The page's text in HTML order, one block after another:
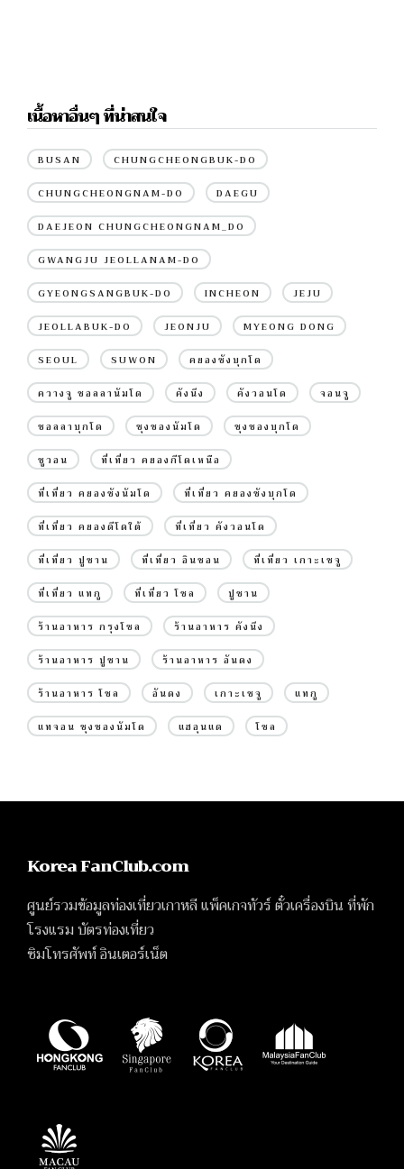
เนื้อหาอื่นๆ ที่น่าสนใจ
BUSAN CHUNGCHEONGBUK-DO
CHUNGCHEONGNAM-DO DAEGU
DAEJEON CHUNGCHEONGNAM_DO
GWANGJU JEOLLANAM-DO
GYEONGSANGBUK-DO INCHEON JEJU
JEOLLABUK-DO JEONJU MYEONG DONG
SEOUL SUWON คยองซังบุกโด
ควางจู ชอลลานัมโด คังนึง คังวอนโด จอนจู
ชอลลาบุกโด ชุงชองนัมโด ชุงชองบุกโด
ซูวอน ที่เที่ยว คยองกีโดเหนือ
ที่เที่ยว คยองซังนัมโด ที่เที่ยว คยองซังบุกโด
ที่เที่ยว คยองดีโดใต้ ที่เที่ยว คังวอนโด
ที่เที่ยว ปูซาน ที่เที่ยว อินชอน ที่เที่ยว เกาะเชจู
ที่เที่ยว แทกู ที่เที่ยว โซล ปูซาน
ร้านอาหาร กรุงโซล ร้านอาหาร คังนึง
ร้านอาหาร ปูซาน ร้านอาหาร อันดง
ร้านอาหาร โซล อันดง เกาะเชจู แทกู
แทจอน ชุงชองนัมโด แฮอุนแด โซล
Korea FanClub.com
ศูนย์รวมข้อมูลท่องเที่ยวเกาหลี แพ็คเกจทัวร์ ตั๋วเครื่องบิน ที่พัก
โรงแรม บัตรท่องเที่ยว
ซิมโทรศัพท์ อินเตอร์เน็ต